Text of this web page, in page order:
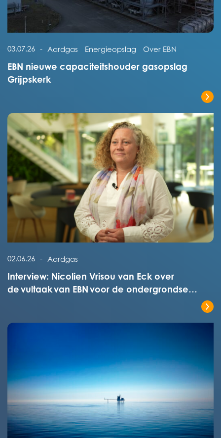
Lees het volledige bericht
EBN nieuwe capaciteitshouder gasopslag
Grijpskerk
03.07.26 - Aardgas Energieopslag Over EBN
Lees het volledige bericht
Interview: Nicolien Vrisou van Eck over
de vultaak van EBN voor de ondergrondse
02.06.26 - Aardgas